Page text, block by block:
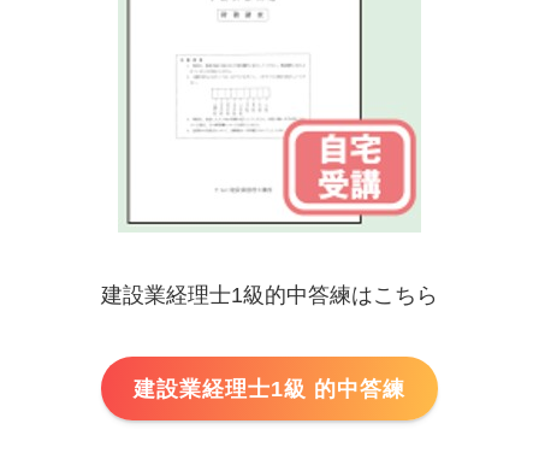
建設業経理士1級的中答練はこちら
建設業経理士1級 的中答練